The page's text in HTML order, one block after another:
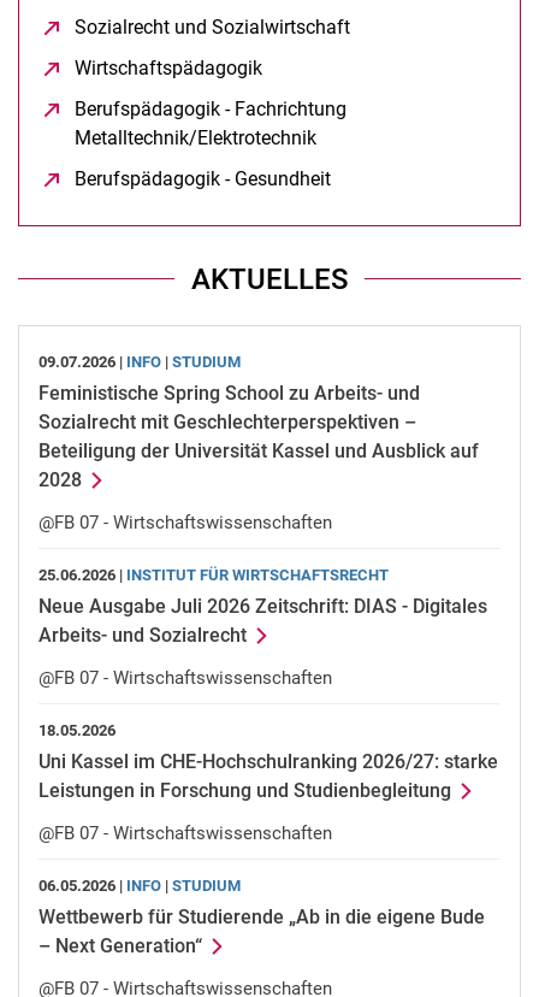
Sozialrecht und Sozialwirtschaft
Wirtschaftspädagogik
Berufspädagogik - Fach­rich­tung
Metalltechnik/Elektrotechnik
Be­rufs­päd­ago­gik - Ge­sund­heit
AKTUELLES
09.07.2026 | INFO | STUDIUM
Feministische Spring School zu Arbeits- und
Sozialrecht mit Geschlechterperspektiven –
Beteiligung der Universität Kassel und Ausblick auf
2028
@FB 07 - Wirtschaftswissenschaften
25.06.2026 | INSTITUT FÜR WIRTSCHAFTSRECHT
Neue Ausgabe Juli 2026 Zeitschrift: DIAS - Digitales
Arbeits- und Sozialrecht
@FB 07 - Wirtschaftswissenschaften
18.05.2026
Uni Kassel im CHE-Hochschulranking 2026/27: starke
Leistungen in Forschung und Studienbegleitung
@FB 07 - Wirtschaftswissenschaften
06.05.2026 | INFO | STUDIUM
Wettbewerb für Studierende „Ab in die eigene Bude
– Next Generation“
@FB 07 - Wirtschaftswissenschaften